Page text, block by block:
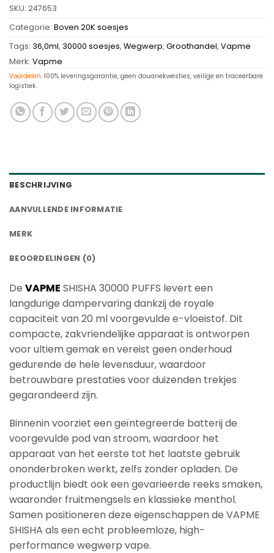
SKU: 247653
Categorie: Boven 20K soesjes
Tags: 36,0ml, 30000 soesjes, Wegwerp, Groothandel, Vapme
Merk: Vapme
Voordelen: 100% leveringsgarantie, geen douanekwesties, veilige en traceerbare
logistiek.
BESCHRIJVING
AANVULLENDE INFORMATIE
MERK
BEOORDELINGEN (0)
De VAPME SHISHA 30000 PUFFS levert een
langdurige dampervaring dankzij de royale
capaciteit van 20 ml voorgevulde e-vloeistof. Dit
compacte, zakvriendelijke apparaat is ontworpen
voor ultiem gemak en vereist geen onderhoud
gedurende de hele levensduur, waardoor
betrouwbare prestaties voor duizenden trekjes
gegarandeerd zijn.
Binnenin voorziet een geïntegreerde batterij de
voorgevulde pod van stroom, waardoor het
apparaat van het eerste tot het laatste gebruik
ononderbroken werkt, zelfs zonder opladen. De
productlijn biedt ook een gevarieerde reeks smaken,
waaronder fruitmengsels en klassieke menthol.
Samen positioneren deze eigenschappen de VAPME
SHISHA als een echt probleemloze, high-
performance wegwerp vape.